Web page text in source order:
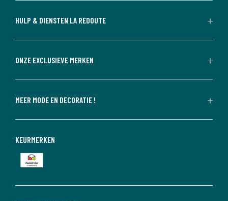
HULP & DIENSTEN LA REDOUTE
ONZE EXCLUSIEVE MERKEN
MEER MODE EN DECORATIE !
KEURMERKEN